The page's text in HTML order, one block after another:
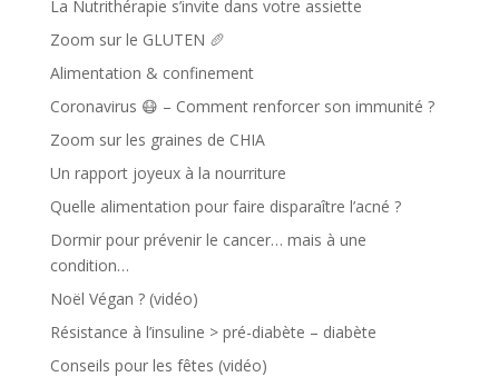
La Nutrithérapie s’invite dans votre assiette
Zoom sur le GLUTEN 🥖
Alimentation & confinement
Coronavirus 😷 – Comment renforcer son immunité ?
Zoom sur les graines de CHIA
Un rapport joyeux à la nourriture
Quelle alimentation pour faire disparaître l’acné ?
Dormir pour prévenir le cancer… mais à une
condition…
Noël Végan ? (vidéo)
Résistance à l’insuline > pré-diabète – diabète
Conseils pour les fêtes (vidéo)